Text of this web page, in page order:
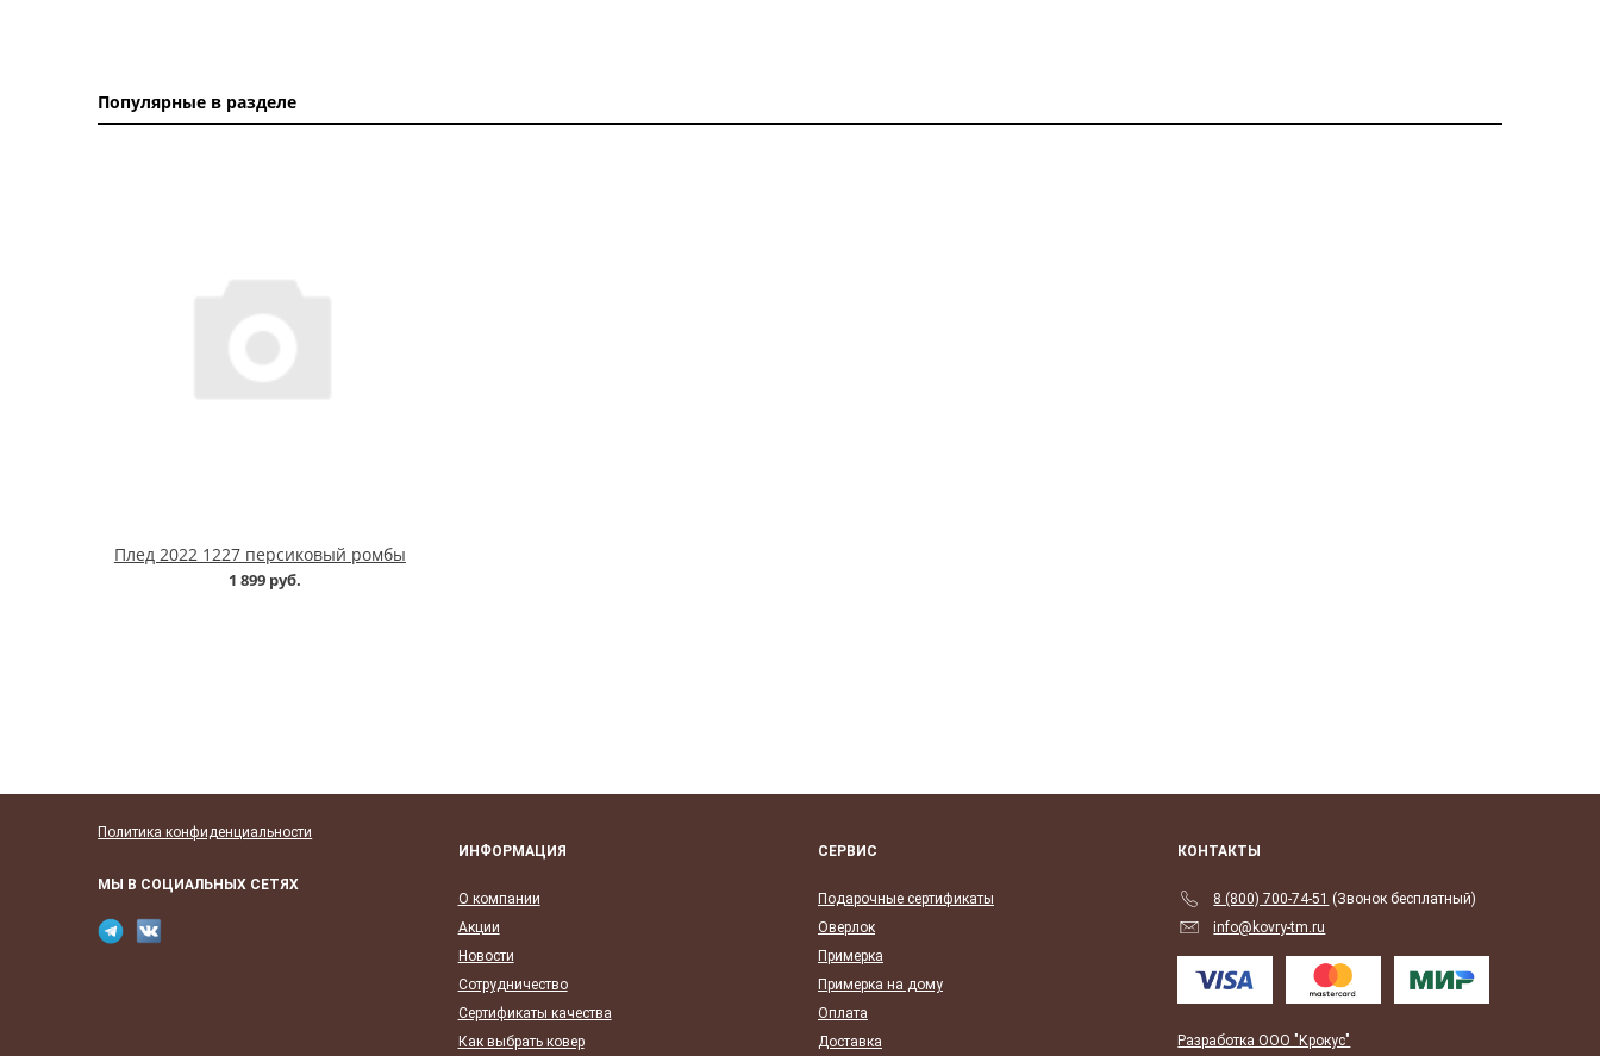
Популярные в разделе
Плед 2022 1227 персиковый ромбы
1 899 руб.
Политика конфиденциальности
МЫ В СОЦИАЛЬНЫХ СЕТЯХ
ИНФОРМАЦИЯ
О компании
Акции
Новости
Сотрудничество
Сертификаты качества
Как выбрать ковер
СЕРВИС
Подарочные сертификаты
Оверлок
Примерка
Примерка на дому
Оплата
Доставка
КОНТАКТЫ
8 (800) 700-74-51 (Звонок бесплатный)
info@kovry-tm.ru
Разработка ООО "Крокус"